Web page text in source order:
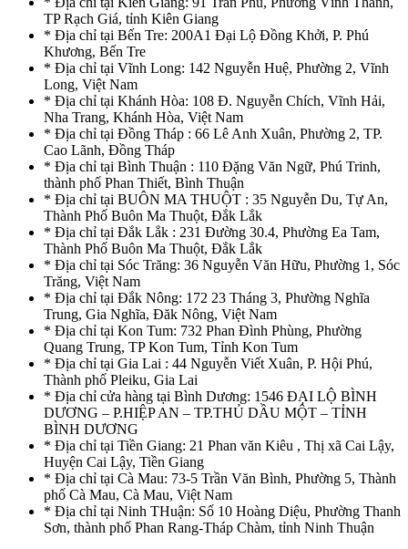
TP Rạch Giá, tỉnh Kiên Giang
* Địa chỉ tại Bến Tre: 200A1 Đại Lộ Đồng Khởi, P. Phú
Khương, Bến Tre
* Địa chỉ tại Vĩnh Long: 142 Nguyễn Huệ, Phường 2, Vĩnh
Long, Việt Nam
* Địa chỉ tại Khánh Hòa: 108 Đ. Nguyễn Chích, Vĩnh Hải,
Nha Trang, Khánh Hòa, Việt Nam
* Địa chỉ tại Đồng Tháp : 66 Lê Anh Xuân, Phường 2, TP.
Cao Lãnh, Đồng Tháp
* Địa chỉ tại Bình Thuận : 110 Đặng Văn Ngữ, Phú Trinh,
thành phố Phan Thiết, Bình Thuận
* Địa chỉ tại BUÔN MA THUỘT : 35 Nguyễn Du, Tự An,
Thành Phố Buôn Ma Thuột, Đắk Lắk
* Địa chỉ tại Đắk Lắk : 231 Đường 30.4, Phường Ea Tam,
Thành Phố Buôn Ma Thuột, Đắk Lắk
* Địa chỉ tại Sóc Trăng: 36 Nguyễn Văn Hữu, Phường 1, Sóc
Trăng, Việt Nam
* Địa chỉ tại Đắk Nông: 172 23 Tháng 3, Phường Nghĩa
Trung, Gia Nghĩa, Đăk Nông, Việt Nam
* Địa chỉ tại Kon Tum: 732 Phan Đình Phùng, Phường
Quang Trung, TP Kon Tum, Tỉnh Kon Tum
* Địa chỉ tại Gia Lai : 44 Nguyễn Viết Xuân, P. Hội Phú,
Thành phố Pleiku, Gia Lai
* Địa chỉ cửa hàng tại Bình Dương: 1546 ĐẠI LỘ BÌNH
DƯƠNG – P.HIỆP AN – TP.THỦ DẦU MỘT – TỈNH
BÌNH DƯƠNG
* Địa chỉ tại Tiền Giang: 21 Phan văn Kiêu , Thị xã Cai Lậy,
Huyện Cai Lậy, Tiền Giang
* Địa chỉ tại Cà Mau: 73-5 Trần Văn Bình, Phường 5, Thành
phố Cà Mau, Cà Mau, Việt Nam
* Địa chỉ tại Ninh THuận: Số 10 Hoàng Diệu, Phường Thanh
Sơn, thành phố Phan Rang-Tháp Chàm, tỉnh Ninh Thuận